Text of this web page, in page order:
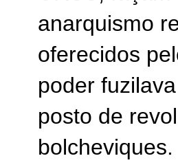
anarquismo
oferecidos
poder
posto de
bolcheviques.